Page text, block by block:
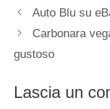
Auto Blu su
Carbonara
gustoso
Lascia un